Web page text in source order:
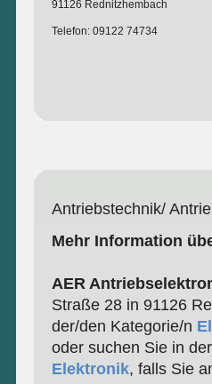
91126 Rednitzhembach
Telefon: 09122 74734
Antriebstechnik/
Mehr Information
AER
Straße 28 in 91126
der/den Kategorie/n
oder suchen Sie in
Elektronik, falls Sie